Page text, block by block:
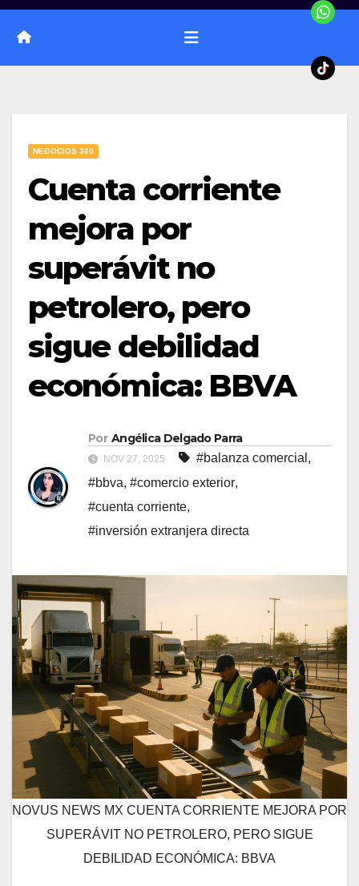
NEGOCIOS 360
Cuenta corriente
mejora por
superávit no
petrolero, pero
sigue debilidad
económica: BBVA
Por Angélica Delgado Parra
NOV 27, 2025 #balanza comercial ,
#bbva, #comercio exterior,
#cuenta corriente,
#inversión extranjera directa
NOVUS NEWS MX CUENTA CORRIENTE MEJORA POR
SUPERÁVIT NO PETROLERO, PERO SIGUE
DEBILIDAD ECONÓMICA: BBVA